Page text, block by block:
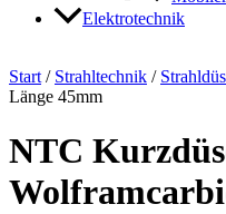
Elektrotechnik
Start / Strahltechnik /
Länge 45mm
NTC